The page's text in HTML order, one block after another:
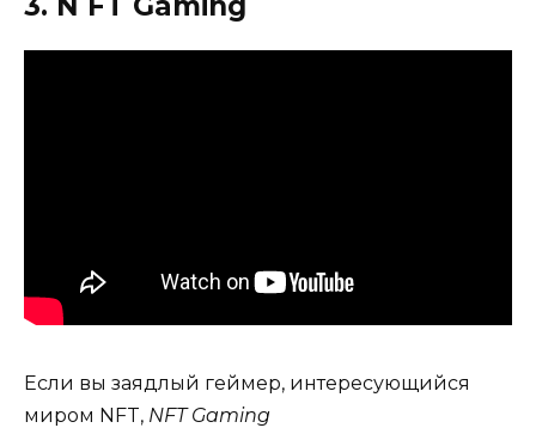
Если вы заядлый геймер, интересующийся
миром NFT, NFT Gaming